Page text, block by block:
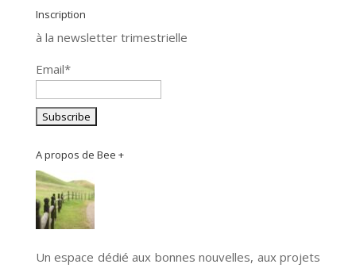
Inscription
à la newsletter trimestrielle
Email*
A propos de Bee +
Un espace dédié aux bonnes nouvelles, aux projets